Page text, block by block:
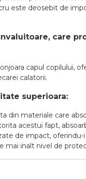
este deosebit de
care
capul copilului,
calatorii.
superioara:
din materiale care
acestui fapt,
de impact, oferindu-
mai inalt nivel de